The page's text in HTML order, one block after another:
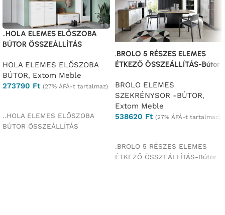
..HOLA ELEMES ELŐSZOBA
BÚTOR ÖSSZEÁLLÍTÁS
HOLA ELEMES ELŐSZOBA
BÚTOR, Extom Meble
273790 Ft (27% ÁFÁ-t tartalmaz)
..HOLA ELEMES ELŐSZOBA
BÚTOR ÖSSZEÁLLÍTÁS
.BROLO 5 RÉSZES ELEMES
ÉTKEZŐ ÖSSZEÁLLÍTÁS-Bútor
BROLO ELEMES
SZEKRÉNYSOR -BÚTOR,
Extom Meble
538620 Ft (27% ÁFÁ-t tartalmaz)
.BROLO 5 RÉSZES ELEMES
ÉTKEZŐ ÖSSZEÁLLÍTÁS-Bútor